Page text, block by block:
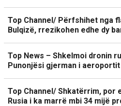
Top Channel/ Përfshihet nga
Bulqizë, rrezikohen edhe dy
Top News – Shkelmoi dronin
Punonjësi gjerman i
Top Channel/ Shkatërrim, por
Rusia i ka marrë mbi 34 mijë